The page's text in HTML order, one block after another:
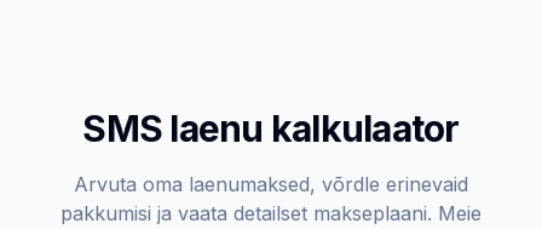
SMS laenu kalkulaator
Arvuta oma laenumaksed, võrdle erinevaid
pakkumisi ja vaata detailset makseplaani. Meie